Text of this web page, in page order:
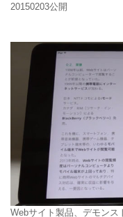
20150203公開
Webサイト製品、デモンス